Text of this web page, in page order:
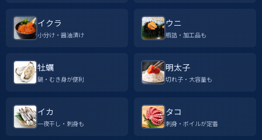
イクラ
小分け・醤油漬け
ウニ
瓶詰・加工品も
牡蠣
鍋・むき身が便利
明太子
切れ子・大容量も
イカ
一夜干し・刺身も
タコ
刺身・ボイルが定番